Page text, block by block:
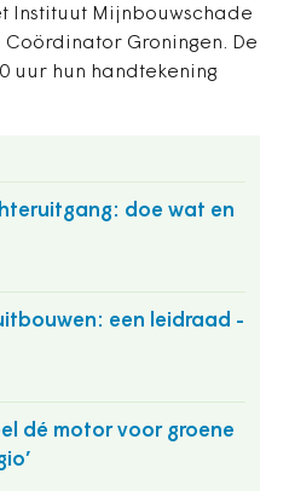
Instituut Mijnbouwschade
Groningen. De
uur hun handtekening
doe wat en
een leidraad -
dé motor voor groene